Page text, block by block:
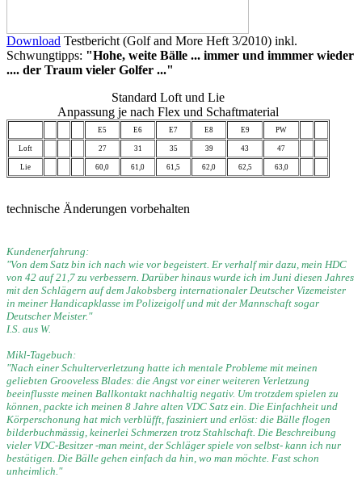
Download Testbericht (Golf and More Heft 3/2010) inkl.
Schwungtipps: "Hohe, weite Bälle ... immer und immmer wieder
.... der Traum vieler Golfer ..."
Standard Loft und Lie
Anpassung je nach Flex und Schaftmaterial
E5 E6 E7 E8 E9 PW
Loft 27 31 35 39 43 47
Lie 60,0 61,0 61,5 62,0 62,5 63,0
technische Änderungen vorbehalten
Kundenerfahrung:
"Von dem Satz bin ich nach wie vor begeistert. Er verhalf mir dazu, mein HDC
von 42 auf 21,7 zu verbessern. Darüber hinaus wurde ich im Juni diesen Jahres
mit den Schlägern auf dem Jakobsberg internationaler Deutscher Vizemeister
in meiner Handicapklasse im Polizeigolf und mit der Mannschaft sogar
Deutscher Meister."
I.S. aus W.
Mikl-Tagebuch:
"Nach einer Schulterverletzung hatte ich mentale Probleme mit meinen
geliebten Grooveless Blades: die Angst vor einer weiteren Verletzung
beeinflusste meinen Ballkontakt nachhaltig negativ. Um trotzdem spielen zu
können, packte ich meinen 8 Jahre alten VDC Satz ein. Die Einfachheit und
Körperschonung hat mich verblüfft, fasziniert und erlöst: die Bälle flogen
bilderbuchmässig, keinerlei Schmerzen trotz Stahlschaft. Die Beschreibung
vieler VDC-Besitzer -man meint, der Schläger spiele von selbst- kann ich nur
bestätigen. Die Bälle gehen einfach da hin, wo man möchte. Fast schon
unheimlich."